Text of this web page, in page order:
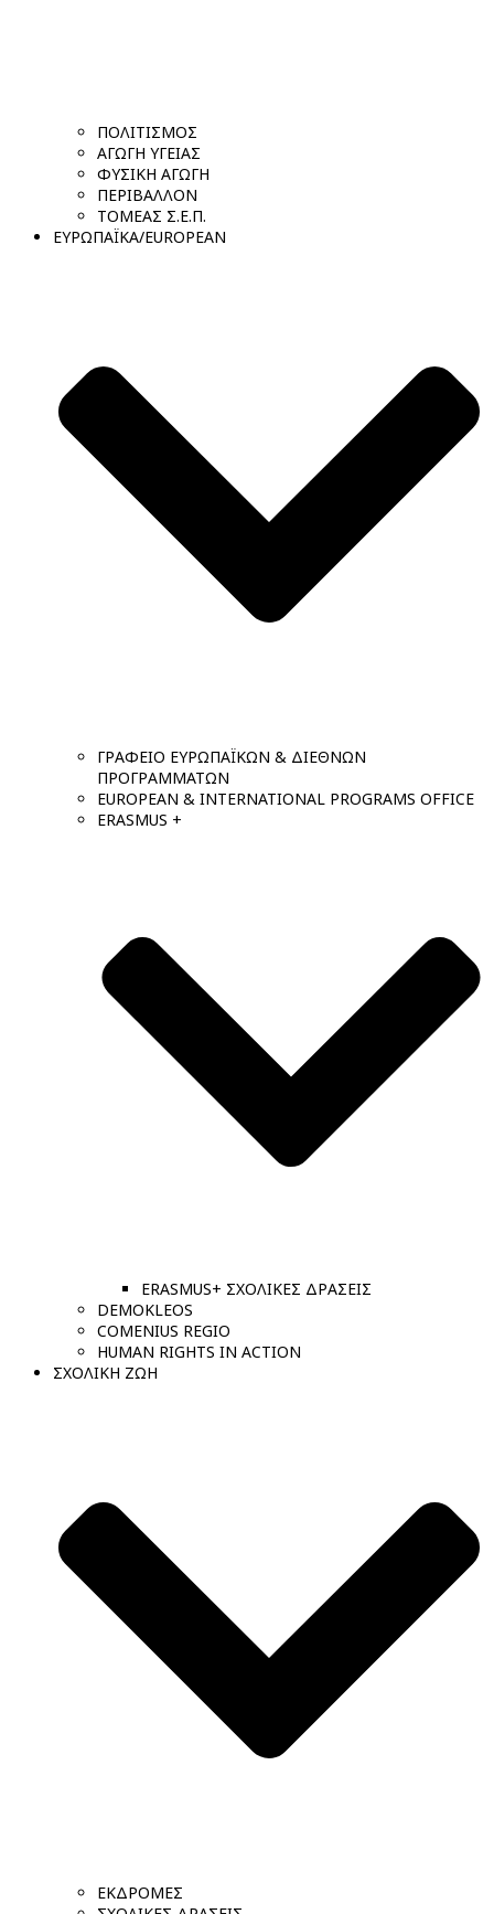
ΠΟΛΙΤΙΣΜΟΣ
ΑΓΩΓΗ ΥΓΕΙΑΣ
ΦΥΣΙΚΗ ΑΓΩΓΗ
ΠΕΡΙΒΑΛΛΟΝ
ΤΟΜΕΑΣ Σ.Ε.Π.
ΕΥΡΩΠΑΪΚΑ/EUROPEAN
ΓΡΑΦΕΙΟ ΕΥΡΩΠΑΪΚΩΝ & ΔΙΕΘΝΩΝ
ΠΡΟΓΡΑΜΜΑΤΩΝ
EUROPEAN & INTERNATIONAL PROGRAMS OFFICE
ERASMUS +
ERASMUS+ ΣΧΟΛΙΚΕΣ ΔΡΑΣΕΙΣ
DEMOKLEOS
COMENIUS REGIO
HUMAN RIGHTS IN ACTION
ΣΧΟΛΙΚΗ ΖΩΗ
ΕΚΔΡΟΜΕΣ